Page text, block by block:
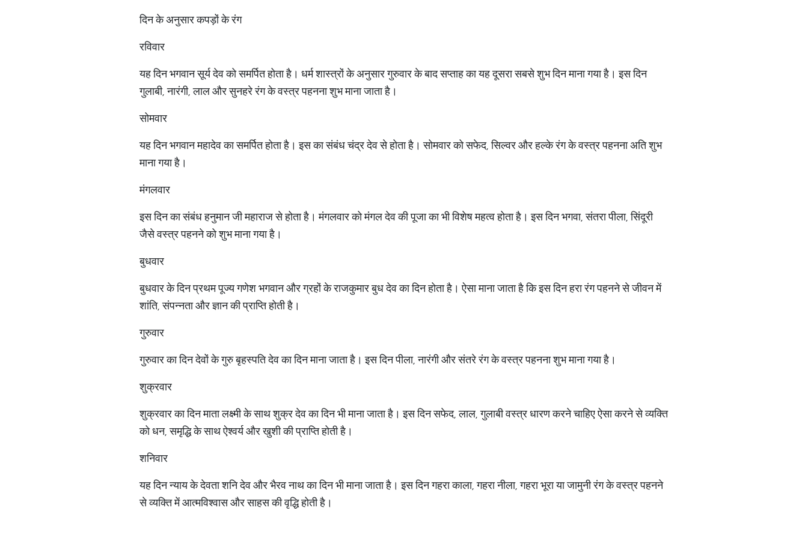
दिन के अनुसार कपड़ों के रंग
रविवार
यह दिन भगवान सूर्य देव को समर्पित होता है। धर्म शास्त्रों के अनुसार गुरुवार के बाद सप्ताह का यह दूसरा सबसे शुभ दिन माना गया है। इस दिन
गुलाबी, नारंगी, लाल और सुनहरे रंग के वस्त्र पहनना शुभ माना जाता है।
सोमवार
यह दिन भगवान महादेव का समर्पित होता है। इस का संबंध चंद्र देव से होता है। सोमवार को सफेद, सिल्वर और हल्के रंग के वस्त्र पहनना अति शुभ
माना गया है।
मंगलवार
इस दिन का संबंध हनुमान जी महाराज से होता है। मंगलवार को मंगल देव की पूजा का भी विशेष महत्व होता है। इस दिन भगवा, संतरा पीला, सिंदूरी
जैसे वस्त्र पहनने को शुभ माना गया है।
बुधवार
बुधवार के दिन प्रथम पूज्य गणेश भगवान और ग्रहों के राजकुमार बुध देव का दिन होता है। ऐसा माना जाता है कि इस दिन हरा रंग पहनने से जीवन में
शांति, संपन्नता और ज्ञान की प्राप्ति होती है।
गुरुवार
गुरुवार का दिन देवों के गुरु बृहस्पति देव का दिन माना जाता है। इस दिन पीला, नारंगी और संतरे रंग के वस्त्र पहनना शुभ माना गया है।
शुक्रवार
शुक्रवार का दिन माता लक्ष्मी के साथ शुक्र देव का दिन भी माना जाता है। इस दिन सफेद, लाल, गुलाबी वस्त्र धारण करने चाहिए ऐसा करने से व्यक्ति
को धन, समृद्धि के साथ ऐश्वर्य और खुशी की प्राप्ति होती है।
शनिवार
यह दिन न्याय के देवता शनि देव और भैरव नाथ का दिन भी माना जाता है। इस दिन गहरा काला, गहरा नीला, गहरा भूरा या जामुनी रंग के वस्त्र पहनने
से व्यक्ति में आत्मविश्वास और साहस की वृद्धि होती है।